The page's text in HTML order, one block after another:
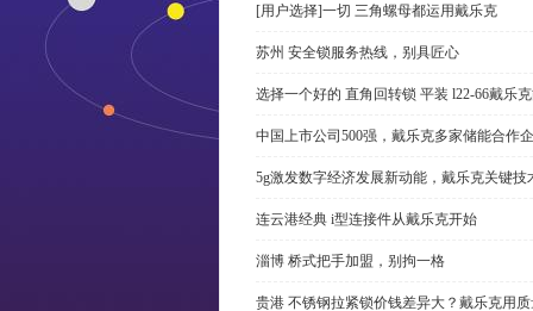
[用户选择]一切 三角螺母都运用戴乐克
苏州 安全锁服务热线，别具匠心
选择一个好的 直角回转锁 平装 l22-66戴乐
中国上市公司500强，戴乐克多家储能合作
5g激发数字经济发展新动能，戴乐克关键技
连云港经典 i型连接件从戴乐克开始
淄博 桥式把手加盟，别拘一格
贵港 不锈钢拉紧锁价钱差异大？戴乐克用